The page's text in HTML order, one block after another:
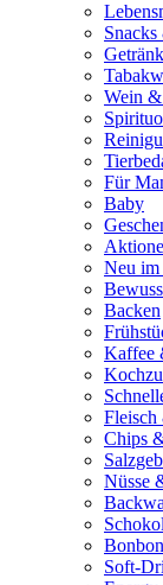
Snacks
Wein
Für
Baby
Neu im
Backen
Kaffee
Fleisch
Chips
Nüsse
Soft-